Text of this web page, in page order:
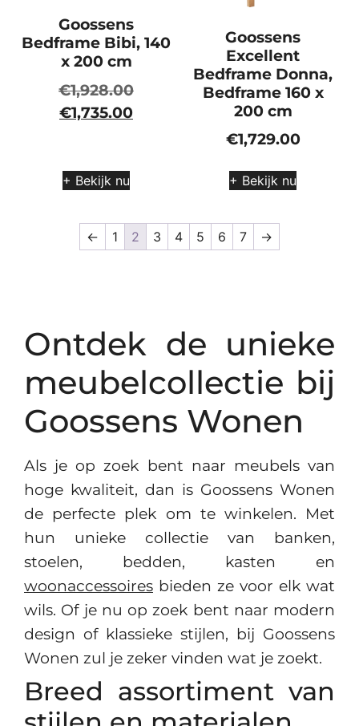
Goossens
Bedframe Bibi, 140
x 200 cm
€1,928.00
€1,735.00
+ Bekijk nu
Goossens
Excellent
Bedframe Donna,
Bedframe 160 x
200 cm
€1,729.00
+ Bekijk nu
← 1 2 3 4 5 6 7 →
Ontdek de unieke
meubel­collectie bij
Goossens Wonen
Als je op zoek bent naar meubels van
hoge kwaliteit, dan is Goossens Wonen
de perfecte plek om te winkelen. Met
hun unieke collectie van banken,
stoelen, bedden, kasten en
woonaccessoires bieden ze voor elk wat
wils. Of je nu op zoek bent naar modern
design of klassieke stijlen, bij Goossens
Wonen zul je zeker vinden wat je zoekt.
Breed assortiment van